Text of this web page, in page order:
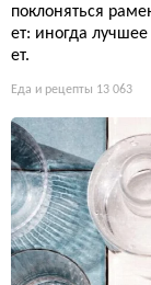
поклоняться
ет: иногда
ет.
Еда и рецепты 13 063